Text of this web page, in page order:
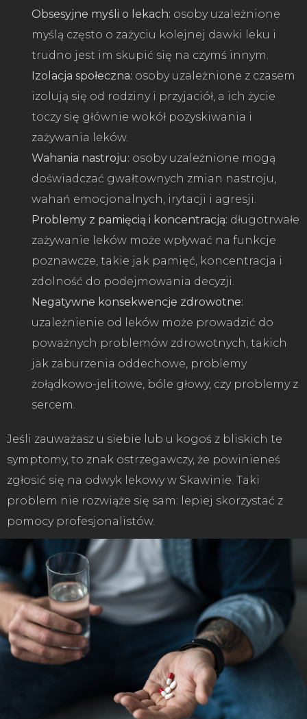
Obsesyjne myśli o lekach: osoby uzależnione
myślą często o zażyciu kolejnej dawki leku i
trudno jest im skupić się na czymś innym.
Izolacja społeczna: osoby uzależnione z czasem
izolują się od rodziny i przyjaciół, a ich życie
toczy się głównie wokół pozyskiwania i
zażywania leków.
Wahania nastroju: osoby uzależnione mogą
doświadczać gwałtownych zmian nastroju,
wahań emocjonalnych, irytacji i agresji.
Problemy z pamięcią i koncentracją: długotrwałe
zażywanie leków może wpływać na funkcje
poznawcze, takie jak pamięć, koncentracja i
zdolność do podejmowania decyzji.
Negatywne konsekwencje zdrowotne:
uzależnienie od leków może prowadzić do
poważnych problemów zdrowotnych, takich
jak zaburzenia oddechowe, problemy
żołądkowo-jelitowe, bóle głowy, czy problemy z
sercem.
Jeśli zauważasz u siebie lub u kogoś z bliskich te
symptomy, to znak ostrzegawczy, że powinieneś
zgłosić się na odwyk lekowy w Skawinie. Taki
problem nie rozwiąże się sam: lepiej skorzystać z
pomocy profesjonalistów.